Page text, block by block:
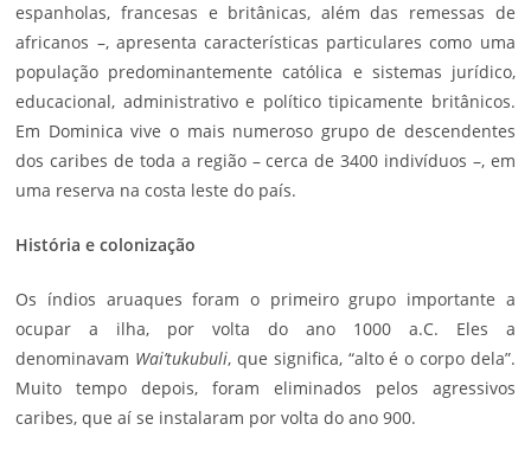
espanholas, francesas e britânicas, além das remessas de
africanos –, apresenta características particulares como uma
população predominantemente católica e sistemas jurídico,
educacional, administrativo e político tipicamente britânicos.
Em Dominica vive o mais numeroso grupo de descendentes
dos caribes de toda a região – cerca de 3400 indivíduos –, em
uma reserva na costa leste do país.
História e colonização
Os índios aruaques foram o primeiro grupo importante a
ocupar a ilha, por volta do ano 1000 a.C. Eles a
denominavam Wai’tukubuli, que significa, “alto é o corpo dela”.
Muito tempo depois, foram eliminados pelos agressivos
caribes, que aí se instalaram por volta do ano 900.